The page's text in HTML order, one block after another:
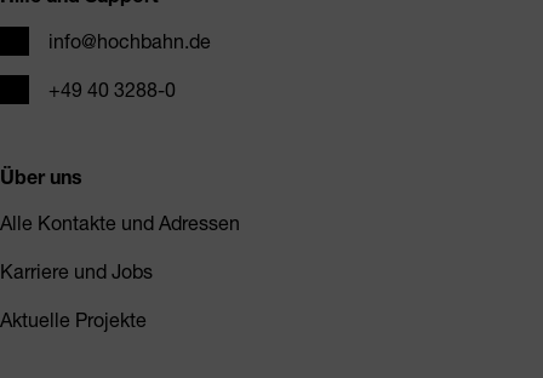
E-Mailinfo@hochbahn.de
Telefon+49 40 3288-0
Über uns
Alle Kontakte und Adressen
Karriere und Jobs
Aktuelle Projekte